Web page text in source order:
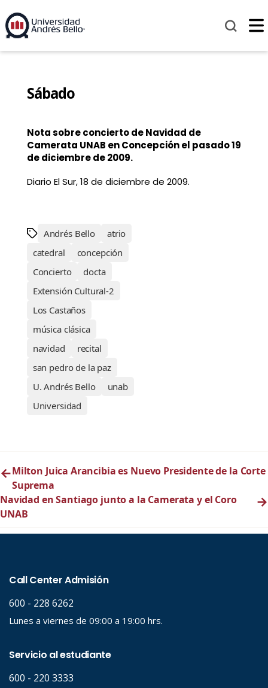
Sábado
Nota sobre concierto de Navidad de
Camerata UNAB en Concepción el pasado 19
de diciembre de 2009.
Diario El Sur, 18 de diciembre de 2009.
Andrés Bello
atrio
catedral
concepción
Concierto
docta
Extensión Cultural-2
Los Castaños
música clásica
navidad
recital
san pedro de la paz
U. Andrés Bello
unab
Universidad
←Milton Juica Arancibia es Nuevo Presidente de la Corte
Suprema
Navidad en Santiago junto a la Camerata y el Coro
UNAB
→